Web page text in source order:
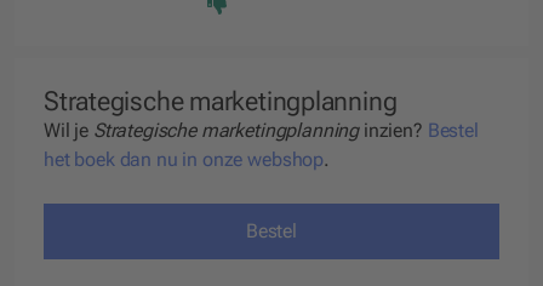
Strategische marketingplanning
Wil je Strategische marketingplanning inzien? Bestel
het boek dan nu in onze webshop.
Bestel